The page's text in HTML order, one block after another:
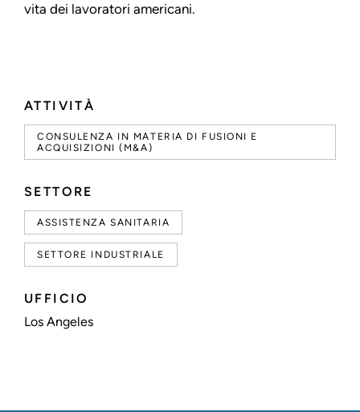
ATTIVITÀ
CONSULENZA IN MATERIA DI FUSIONI E
ACQUISIZIONI (M&A)
SETTORE
ASSISTENZA SANITARIA
SETTORE INDUSTRIALE
UFFICIO
Los Angeles
vita dei lavoratori americani.